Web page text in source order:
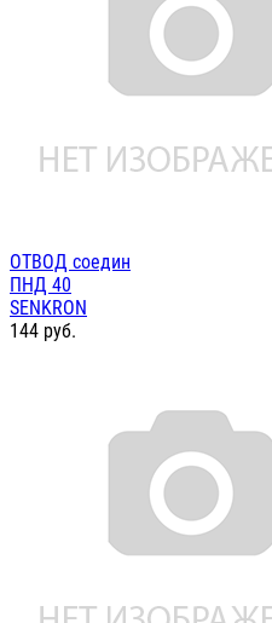
ОТВОД соедин
ПНД 40
SENKRON
144 руб.